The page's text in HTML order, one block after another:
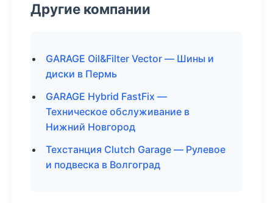
Другие компании
GARAGE Oil&Filter Vector — Шины и
диски в Пермь
GARAGE Hybrid FastFix —
Техническое обслуживание в
Нижний Новгород
Техстанция Clutch Garage — Рулевое
и подвеска в Волгоград